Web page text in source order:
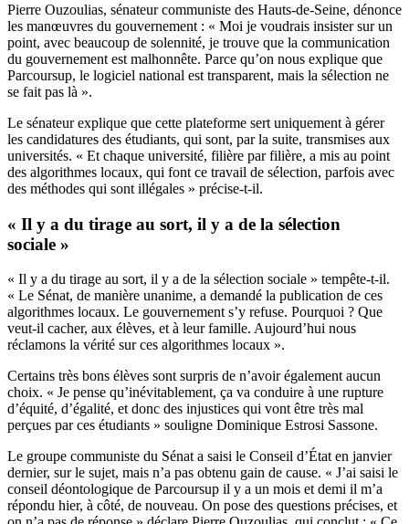
Pierre Ouzoulias, sénateur communiste des Hauts-de-Seine, dénonce
les manœuvres du gouvernement : « Moi je voudrais insister sur un
point, avec beaucoup de solennité, je trouve que la communication
du gouvernement est malhonnête. Parce qu’on nous explique que
Parcoursup, le logiciel national est transparent, mais la sélection ne
se fait pas là ».
Le sénateur explique que cette plateforme sert uniquement à gérer
les candidatures des étudiants, qui sont, par la suite, transmises aux
universités. « Et chaque université, filière par filière, a mis au point
des algorithmes locaux, qui font ce travail de sélection, parfois avec
des méthodes qui sont illégales » précise-t-il.
« Il y a du tirage au sort, il y a de la sélection
sociale »
« Il y a du tirage au sort, il y a de la sélection sociale » tempête-t-il.
« Le Sénat, de manière unanime, a demandé la publication de ces
algorithmes locaux. Le gouvernement s’y refuse. Pourquoi ? Que
veut-il cacher, aux élèves, et à leur famille. Aujourd’hui nous
réclamons la vérité sur ces algorithmes locaux ».
Certains très bons élèves sont surpris de n’avoir également aucun
choix. « Je pense qu’inévitablement, ça va conduire à une rupture
d’équité, d’égalité, et donc des injustices qui vont être très mal
perçues par ces étudiants » souligne Dominique Estrosi Sassone.
Le groupe communiste du Sénat a saisi le Conseil d’État en janvier
dernier, sur le sujet, mais n’a pas obtenu gain de cause. « J’ai saisi le
conseil déontologique de Parcoursup il y a un mois et demi il m’a
répondu hier, à côté, de nouveau. On pose des questions précises, et